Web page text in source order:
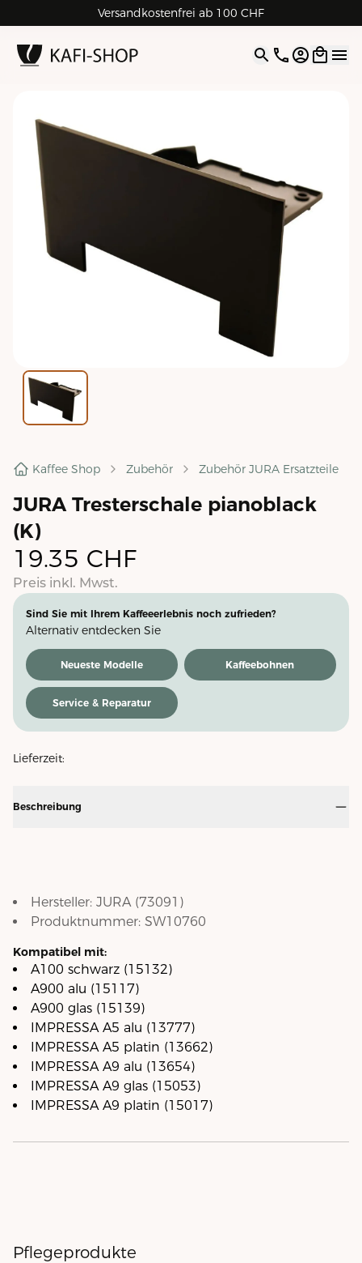
Versandkostenfrei ab 100 CHF
4.9| 5.0 Google
Open
Kaffee Shop Zubehör Zubehör JURA Ersatzteile
JURA Tresterschale pianoblack
(K)
19.35 CHF
Preis inkl. Mwst.
Sind Sie mit Ihrem Kaffeeerlebnis noch zufrieden?
Alternativ entdecken Sie
Neueste Modelle Kaffeebohnen
Service & Reparatur
Lieferzeit:
Beschreibung
Hersteller: JURA(73091 )
Produktnummer: SW10760
Kompatibel mit:
A100 schwarz (15132)
A900 alu (15117)
A900 glas (15139)
IMPRESSA A5 alu (13777)
IMPRESSA A5 platin (13662)
IMPRESSA A9 alu (13654)
IMPRESSA A9 glas (15053)
IMPRESSA A9 platin (15017)
Pflegeprodukte